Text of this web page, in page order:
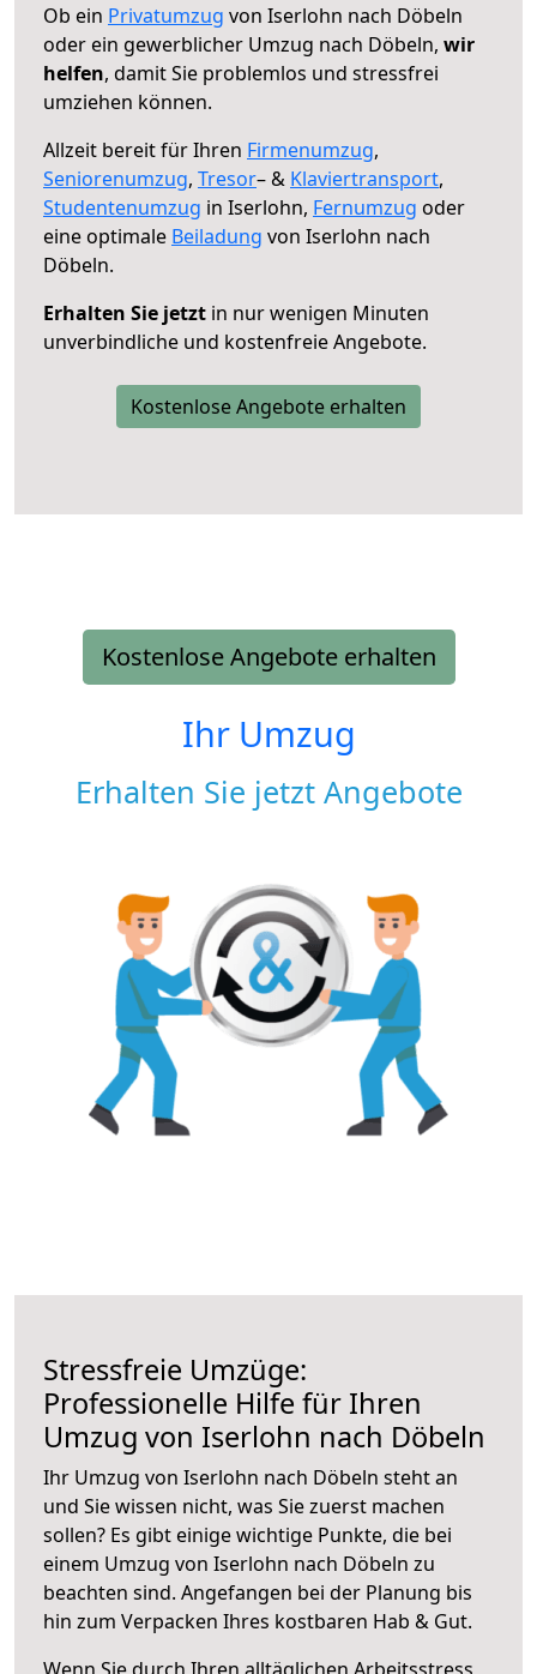
Ob ein Privatumzug von Iserlohn nach Döbeln
oder ein gewerblicher Umzug nach Döbeln, wir
helfen, damit Sie problemlos und stressfrei
umziehen können.
Allzeit bereit für Ihren Firmenumzug,
Seniorenumzug, Tresor– & Klaviertransport,
Studentenumzug in Iserlohn, Fernumzug oder
eine optimale Beiladung von Iserlohn nach
Döbeln.
Erhalten Sie jetzt in nur wenigen Minuten
unverbindliche und kostenfreie Angebote.
Kostenlose Angebote erhalten
Kostenlose Angebote erhalten
Ihr Umzug
Erhalten Sie jetzt Angebote
Stressfreie Umzüge:
Professionelle Hilfe für Ihren
Umzug von Iserlohn nach Döbeln
Ihr Umzug von Iserlohn nach Döbeln steht an
und Sie wissen nicht, was Sie zuerst machen
sollen? Es gibt einige wichtige Punkte, die bei
einem Umzug von Iserlohn nach Döbeln zu
beachten sind. Angefangen bei der Planung bis
hin zum Verpacken Ihres kostbaren Hab & Gut.